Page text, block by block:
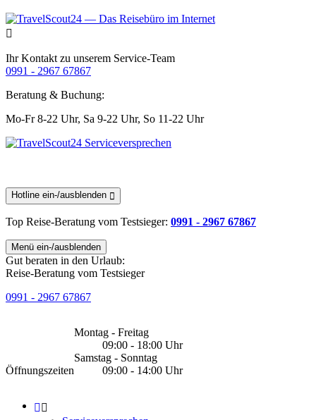
Ihr Kontakt zu unserem Service-Team
0991 - 2967 67867
Beratung & Buchung:
Mo-Fr 8-22 Uhr, Sa 9-22 Uhr, So 11-22 Uhr
Hotline ein-/ausblenden
Top Reise-Beratung vom Testsieger: 0991 - 2967 67867
Menü ein-/ausblenden
Gut beraten in den Urlaub:
Reise-Beratung vom Testsieger
0991 - 2967 67867
Öffnungszeiten
Montag - Freitag
09:00 - 18:00 Uhr
Samstag - Sonntag
09:00 - 14:00 Uhr